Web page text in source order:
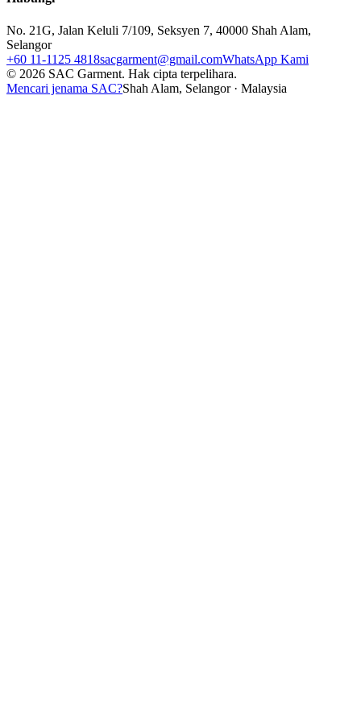
No. 21G, Jalan Keluli 7/109, Seksyen 7, 40000 Shah Alam,
Selangor
+60 11-1125 4818sacgarment@gmail.comWhatsApp Kami
© 2026 SAC Garment. Hak cipta terpelihara.
Mencari jenama SAC?Shah Alam, Selangor · Malaysia